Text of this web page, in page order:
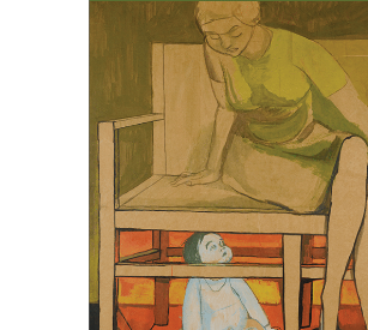
HISTORIA MIŁOŚCI
MACIERZYŃSKIEJ
PREMIERA w kwietniu
95.00zł 61.75zł
KSIĄŻKA DO KOSZYKA